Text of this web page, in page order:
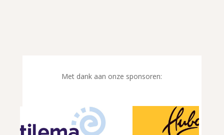
Met dank aan onze sponsoren: